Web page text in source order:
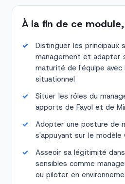
À la fin de ce
Distinguer les principaux
management et adapter
maturité de l'équipe avec
situationnel
Situer les rôles du
apports de Fayol et de
Adopter une posture de
s'appuyant sur le modèle
Asseoir sa légitimité
sensibles comme
ou piloter en